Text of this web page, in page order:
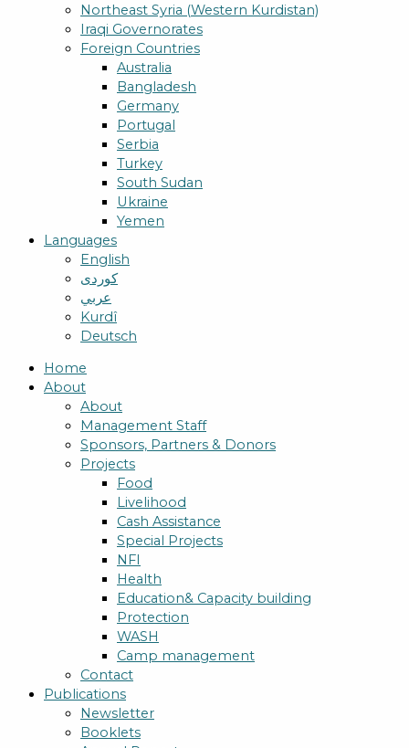
Northeast Syria (Western Kurdistan)
Iraqi Governorates
Foreign Countries
Australia
Bangladesh
Germany
Portugal
Serbia
Turkey
South Sudan
Ukraine
Yemen
Languages
English
کوردی
عربي
Kurdî
Deutsch
Home
About
About
Management Staff
Sponsors, Partners & Donors
Projects
Food
Livelihood
Cash Assistance
Special Projects
NFI
Health
Education& Capacity building
Protection
WASH
Camp management
Contact
Publications
Newsletter
Booklets